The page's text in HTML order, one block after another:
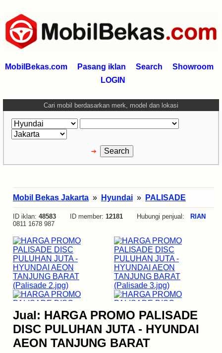
MobilBekas.com Pasang iklan Search
Showroom
LOGIN
Cari mobil berdasarkan merk, model dan lokasi
Mobil Bekas Jakarta » Hyundai » PALISADE
ID iklan: 48583 ID member: 12181 Hubungi penjual:
RIAN
0811 1678 987
Jual: HARGA PROMO PALISADE
DISC PULUHAN JUTA - HYUNDAI
AEON TANJUNG BARAT